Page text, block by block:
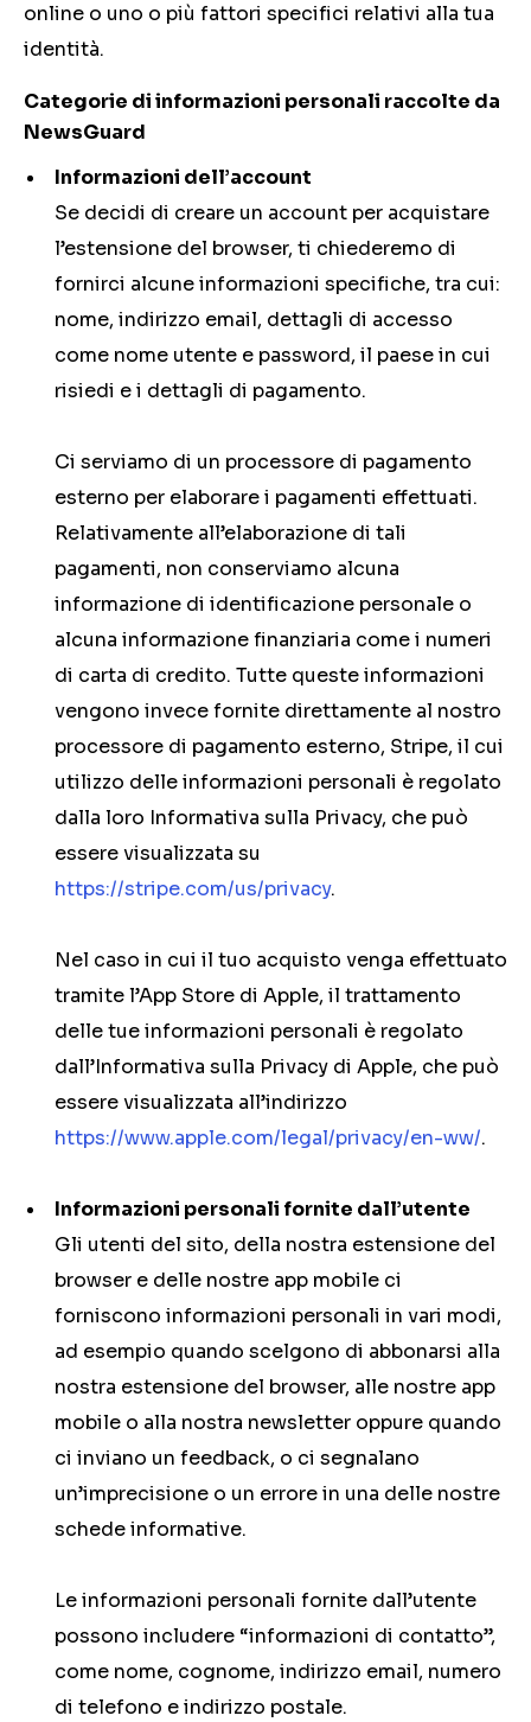
online o uno o più fattori specifici relativi alla tua
identità.
Categorie di informazioni personali raccolte da
NewsGuard
Informazioni dell’account
Se decidi di creare un account per acquistare
l’estensione del browser, ti chiederemo di
fornirci alcune informazioni specifiche, tra cui:
nome, indirizzo email, dettagli di accesso
come nome utente e password, il paese in cui
risiedi e i dettagli di pagamento.
Ci serviamo di un processore di pagamento
esterno per elaborare i pagamenti effettuati.
Relativamente all’elaborazione di tali
pagamenti, non conserviamo alcuna
informazione di identificazione personale o
alcuna informazione finanziaria come i numeri
di carta di credito. Tutte queste informazioni
vengono invece fornite direttamente al nostro
processore di pagamento esterno, Stripe, il cui
utilizzo delle informazioni personali è regolato
dalla loro Informativa sulla Privacy, che può
essere visualizzata su
https://stripe.com/us/privacy.
Nel caso in cui il tuo acquisto venga effettuato
tramite l’App Store di Apple, il trattamento
delle tue informazioni personali è regolato
dall’Informativa sulla Privacy di Apple, che può
essere visualizzata all’indirizzo
https://www.apple.com/legal/privacy/en-ww/.
Informazioni personali fornite dall’utente
Gli utenti del sito, della nostra estensione del
browser e delle nostre app mobile ci
forniscono informazioni personali in vari modi,
ad esempio quando scelgono di abbonarsi alla
nostra estensione del browser, alle nostre app
mobile o alla nostra newsletter oppure quando
ci inviano un feedback, o ci segnalano
un’imprecisione o un errore in una delle nostre
schede informative.
Le informazioni personali fornite dall’utente
possono includere “informazioni di contatto”,
come nome, cognome, indirizzo email, numero
di telefono e indirizzo postale.